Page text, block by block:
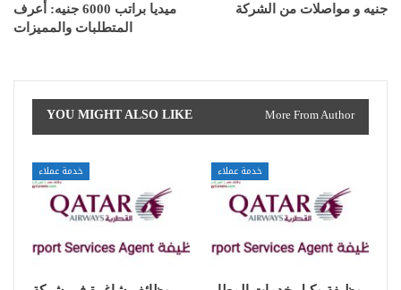
ميديا براتب 6000 جنيه: أعرف
المتطلبات والمميزات
جنيه و مواصلات من الشركة
YOU MIGHT ALSO LIKE More From Author
خدمة عملاء خدمة عملاء